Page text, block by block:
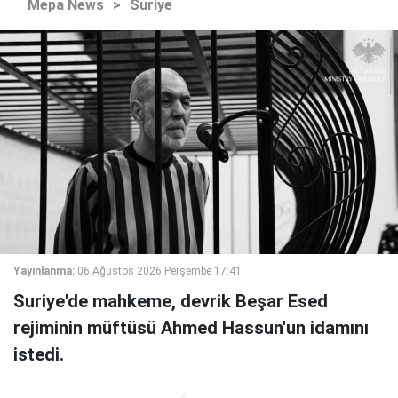
Mepa News > Suriye
Yayınlanma: 06 Ağustos 2026 Perşembe 17:41
Suriye'de mahkeme, devrik Beşar Esed
rejiminin müftüsü Ahmed Hassun'un idamını
istedi.